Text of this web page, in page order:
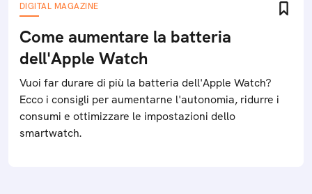
DIGITAL MAGAZINE
Come aumentare la batteria
dell'Apple Watch
Vuoi far durare di più la batteria dell'Apple Watch?
Ecco i consigli per aumentarne l'autonomia, ridurre i
consumi e ottimizzare le impostazioni dello
smartwatch.